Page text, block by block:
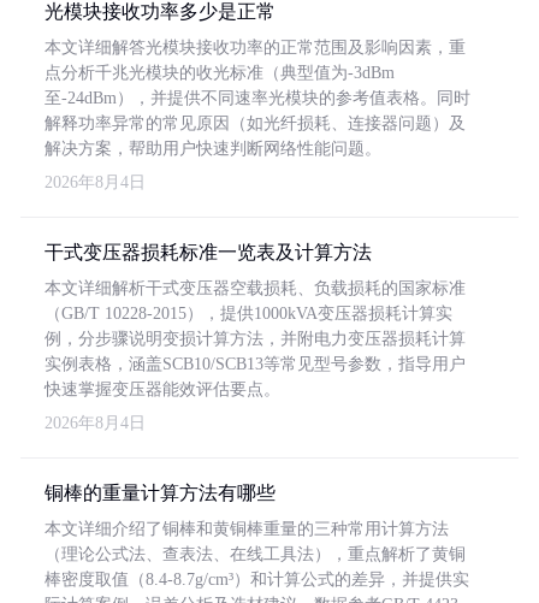
光模块接收功率多少是正常
本文详细解答光模块接收功率的正常范围及影响因素，重
点分析千兆光模块的收光标准（典型值为-3dBm
至-24dBm），并提供不同速率光模块的参考值表格。同时
解释功率异常的常见原因（如光纤损耗、连接器问题）及
解决方案，帮助用户快速判断网络性能问题。
2026年8月4日
干式变压器损耗标准一览表及计算方法
本文详细解析干式变压器空载损耗、负载损耗的国家标准
（GB/T 10228-2015），提供1000kVA变压器损耗计算实
例，分步骤说明变损计算方法，并附电力变压器损耗计算
实例表格，涵盖SCB10/SCB13等常见型号参数，指导用户
快速掌握变压器能效评估要点。
2026年8月4日
铜棒的重量计算方法有哪些
本文详细介绍了铜棒和黄铜棒重量的三种常用计算方法
（理论公式法、查表法、在线工具法），重点解析了黄铜
棒密度取值（8.4-8.7g/cm³）和计算公式的差异，并提供实